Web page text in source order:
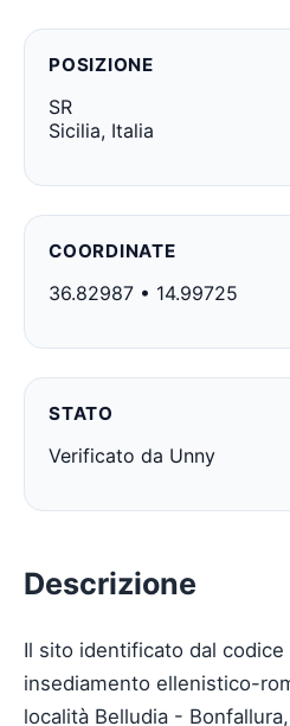
POSIZIONE
SR
Sicilia, Italia
COORDINATE
36.82987 • 14.99725
STATO
Verificato da Unny
Descrizione
Il sito identificato dal codice
insediamento ellenistico-
località Belludia -